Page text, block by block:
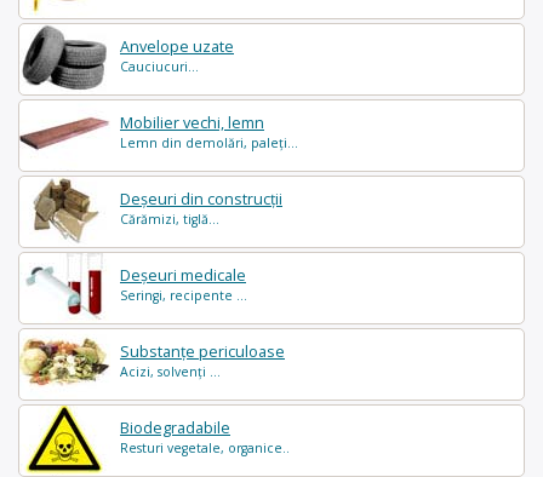
Anvelope uzate
Cauciucuri...
Mobilier vechi, lemn
Lemn din demolări, paleți...
Deșeuri din construcții
Cărămizi, tiglă...
Deșeuri medicale
Seringi, recipente ...
Substanțe periculoase
Acizi, solvenți ...
Biodegradabile
Resturi vegetale, organice..